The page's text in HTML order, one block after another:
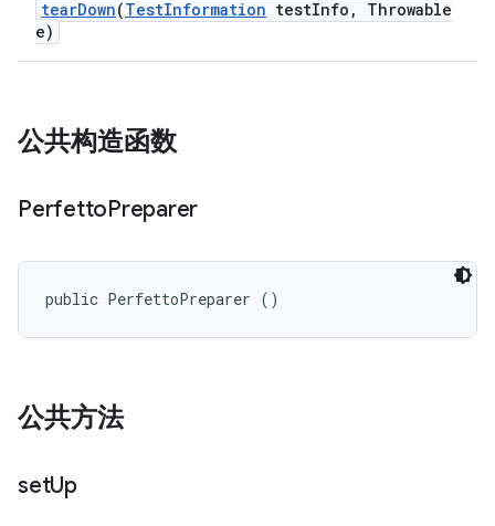
tearDown(TestInformation testInfo ,
Throwable
e)
公共构造函数
PerfettoPreparer
public PerfettoPreparer ()
公共方法
setUp